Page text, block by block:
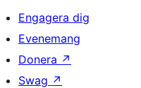
Engagera dig
Evenemang
Donera ↗
Swag ↗